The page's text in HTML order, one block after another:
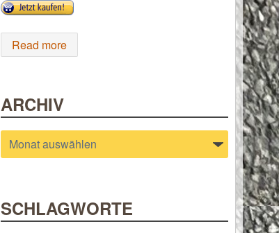
Read more
ARCHIV
Archiv
SCHLAGWORTE